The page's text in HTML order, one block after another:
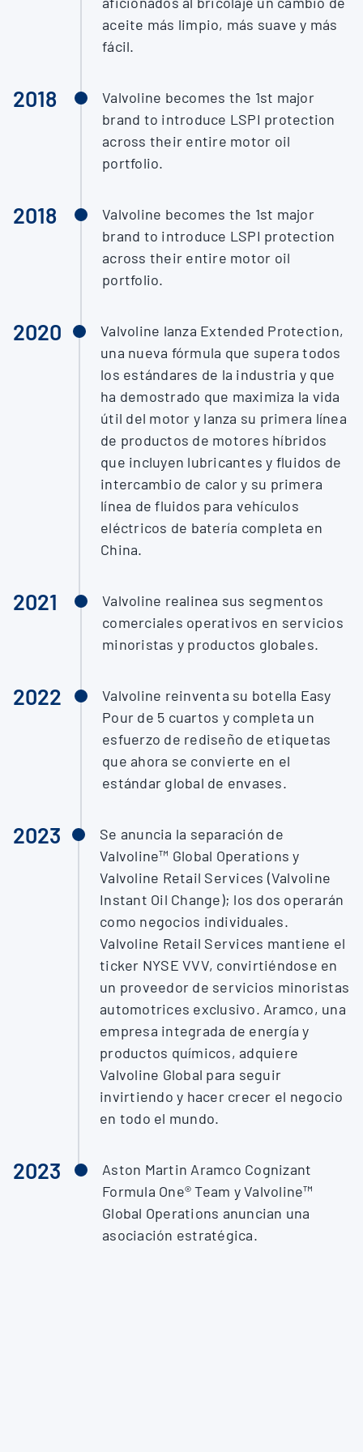
aceite más limpio, más suave y más
fácil.
2018
Valvoline becomes the 1st major
brand to introduce LSPI protection
across their entire motor oil
portfolio.
2018
Valvoline becomes the 1st major
brand to introduce LSPI protection
across their entire motor oil
portfolio.
2020
Valvoline lanza Extended Protection,
una nueva fórmula que supera todos
los estándares de la industria y que
ha demostrado que maximiza la vida
útil del motor y lanza su primera línea
de productos de motores híbridos
que incluyen lubricantes y fluidos de
intercambio de calor y su primera
línea de fluidos para vehículos
eléctricos de batería completa en
China.
2021
Valvoline realinea sus segmentos
comerciales operativos en servicios
minoristas y productos globales.
2022
Valvoline reinventa su botella Easy
Pour de 5 cuartos y completa un
esfuerzo de rediseño de etiquetas
que ahora se convierte en el
estándar global de envases.
2023
Se anuncia la separación de
Valvoline™ Global Operations y
Valvoline Retail Services (Valvoline
Instant Oil Change); los dos operarán
como negocios individuales.
Valvoline Retail Services mantiene el
ticker NYSE VVV, convirtiéndose en
un proveedor de servicios minoristas
automotrices exclusivo. Aramco, una
empresa integrada de energía y
productos químicos, adquiere
Valvoline Global para seguir
invirtiendo y hacer crecer el negocio
en todo el mundo.
2023
Aston Martin Aramco Cognizant
Formula One® Team y Valvoline™
Global Operations anuncian una
asociación estratégica.